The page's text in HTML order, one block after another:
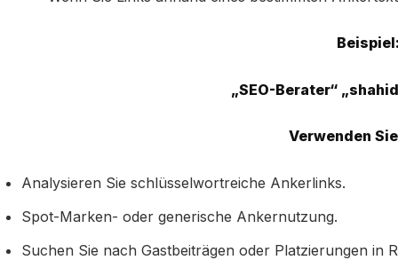
„SEO-Berater“
Verwenden
Analysieren Sie schlüsselwortreiche Ankerlinks.
Spot-Marken- oder generische Ankernutzung.
Suchen Sie nach Gastbeiträgen oder Platzierungen in